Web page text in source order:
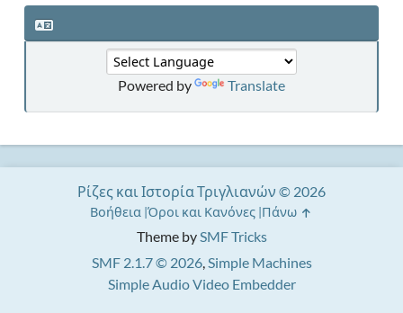
Powered by Translate
Theme bySMF Tricks
SMF 2.1.7 © 2026,Simple Machines
Simple Audio Video Embedder
Ρίζες και Ιστορία Τριγλιανών © 2026
Βοήθεια Όροι και Κανόνες Πάνω